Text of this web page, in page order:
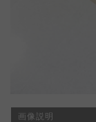
画像説明